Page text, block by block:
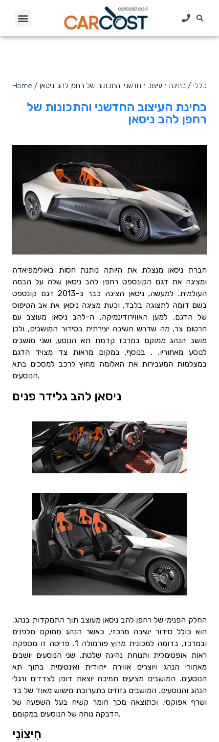
Home / כללי / בחינת העיצוב החדשני והתכונות של רחפן להב ניסאן
בחינת העיצוב החדשני והתכונות של
רחפן להב ניסאן
חברת ניסאן מנצלת את היותה נותנת חסות באולימפיאדה
ומציגה את דגם הקונספט רחפן להב ניסאן שלה על הבמה
העולמית. למעשה, ניסאן הציגה כבר ב-2013 דגם קונספט
בשם דומה לתצוגה בלבד, וכעת מציגה ניסאן את אב הטיפוס
של הדגם. למען האווירודינמיקה, ה-להב ניסאן מעוצב עם
חרטום צר, מה שדרש חשיבה יצירתית בסידור המושבים, ולכן
מושב הנהג ממוקם במרכז קדמת תא הנוסע, ושני מושבים
לנוסע מאחוריו. . בנוסף, במקום מראות צד מצויד הדגם
במצלמות המעבירות את האלומה מחוץ לרכב למסכים בתא
הנוסעים.
ניסאן להב גלידר פנים
החלק הפנימי של רחפן להב ניסאן מעוצב תוך התמקדות בנהג.
הוא כולל סידור ישיבה מרכזי, כאשר הנהג ממוקם מלפנים
ובמרכז, בדומה למכונית מרוץ פורמולה 1. פריסה זו מספקת
ראות אופטימלית ותנוחת נהיגה שלטת. שני הנוסעים יושבים
מאחורי הנהג ויוצרים אווירה ייחודית ואינטימית בתוך תא
הנוסעים. המושבים מציעים תמיכה יוצאת דופן לצדדים ורגלי
הנהג והנוסעים. המושבים גזוזים בתערובת מישוש מאוד של בד
ושרף אפוקסי, וכתוצאה מכך חומר קשיח בעל השפעה של
הדבקה נוחה של הנוסעים במקומם.
חִיצוֹנִי